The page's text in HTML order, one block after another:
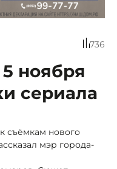
736
ноября
сериала
съёмкам нового
мэр города-